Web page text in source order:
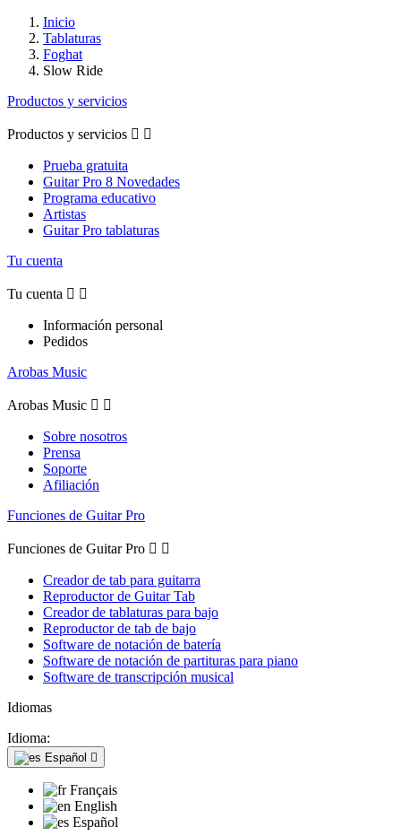
Inicio
Tablaturas
Foghat
Slow Ride
Productos y servicios
Productos y servicios  
Prueba gratuita
Guitar Pro 8 Novedades
Programa educativo
Artistas
Guitar Pro tablaturas
Tu cuenta
Tu cuenta  
Información personal
Pedidos
Arobas Music
Arobas Music  
Sobre nosotros
Prensa
Soporte
Afiliación
Funciones de Guitar Pro
Funciones de Guitar Pro  
Creador de tab para guitarra
Reproductor de Guitar Tab
Creador de tablaturas para bajo
Reproductor de tab de bajo
Software de notación de batería
Software de notación de partituras para piano
Software de transcripción musical
Idiomas
Idioma:
Español 
Français
English
Español